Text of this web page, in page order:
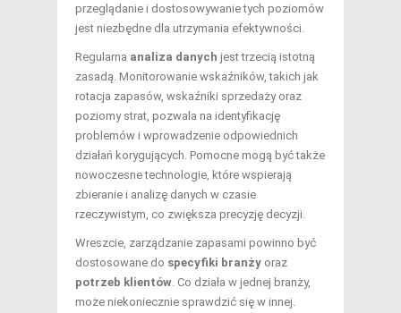
przeglądanie i dostosowywanie tych poziomów
jest niezbędne dla utrzymania efektywności.
Regularna analiza danych jest trzecią istotną
zasadą. Monitorowanie wskaźników, takich jak
rotacja zapasów, wskaźniki sprzedaży oraz
poziomy strat, pozwala na identyfikację
problemów i wprowadzenie odpowiednich
działań korygujących. Pomocne mogą być także
nowoczesne technologie, które wspierają
zbieranie i analizę danych w czasie
rzeczywistym, co zwiększa precyzję decyzji.
Wreszcie, zarządzanie zapasami powinno być
dostosowane do specyfiki branży oraz
potrzeb klientów . Co działa w jednej branży,
może niekoniecznie sprawdzić się w innej.